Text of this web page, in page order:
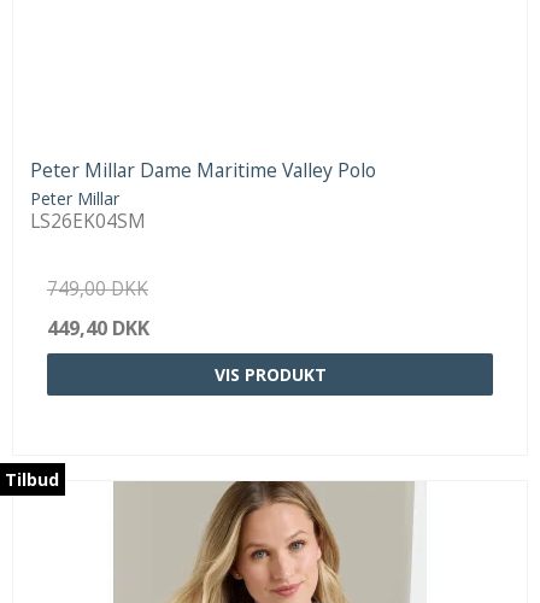
Peter Millar Dame Maritime Valley Polo
Peter Millar
LS26EK04SM
749,00 DKK
449,40 DKK
VIS PRODUKT
Tilbud